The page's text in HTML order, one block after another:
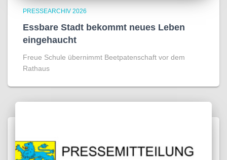
PRESSEARCHIV 2026
Essbare Stadt bekommt neues Leben
eingehaucht
Freue Schule übernimmt Beetpatenschaft vor dem
Rathaus